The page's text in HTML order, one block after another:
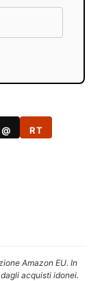
@ RT
Amazon EU. In
acquisti idonei.